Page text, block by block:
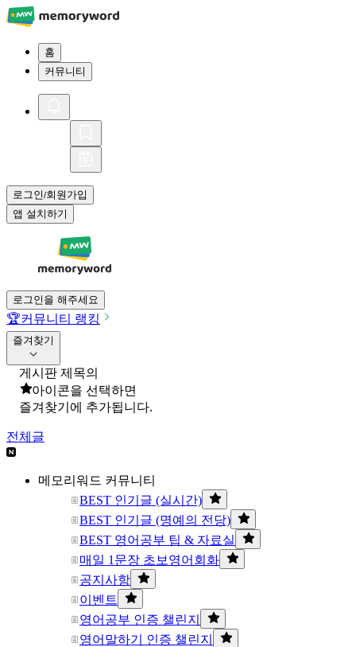
홈
커뮤니티
로그인/회원가입
앱 설치하기
로그인을 해주세요
🏆커뮤니티 랭킹
즐겨찾기
게시판 제목의
아이콘을 선택하면
즐겨찾기에 추가됩니다.
전체글
메모리워드 커뮤니티
BEST 인기글 (실시간)
BEST 인기글 (명예의 전당)
BEST 영어공부 팁 & 자료실
매일 1문장 초보영어회화
공지사항
이벤트
영어공부 인증 챌린지
영어말하기 인증 챌린지